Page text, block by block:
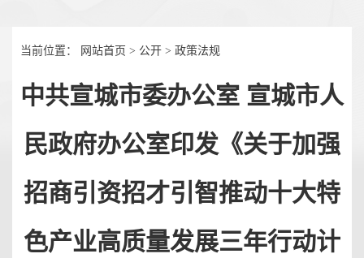
当前位置： 网站首页 > 公开 > 政策法规
中共宣城市委办公室 宣城市人
民政府办公室印发《关于加强
招商引资招才引智推动十大特
色产业高质量发展三年行动计